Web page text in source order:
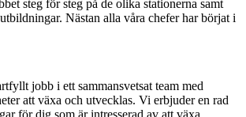
steg för steg på de olika stationerna samt
Nästan alla våra chefer har börjat i
jobb i ett sammansvetsat team med
att växa och utvecklas. Vi erbjuder en rad
för dig som är intresserad av att växa